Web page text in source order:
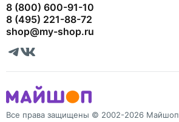
8 (800) 600-91-10
8 (495) 221-88-72
shop@my-shop.ru
Все права защищены © 2002-2026 Майшоп